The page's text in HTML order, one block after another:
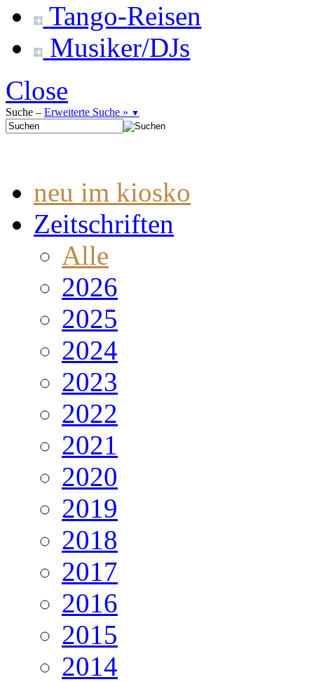
Tango-Reisen
Musiker/DJs
Close
Suche – Erweiterte Suche » ▼
neu im kiosko
Zeitschriften
Alle
2026
2025
2024
2023
2022
2021
2020
2019
2018
2017
2016
2015
2014